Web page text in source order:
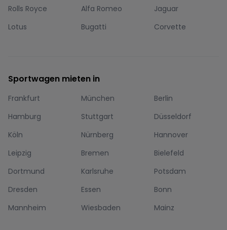
Rolls Royce
Alfa Romeo
Jaguar
Lotus
Bugatti Corvette
Sportwagen mieten in
Frankfurt München
Berlin
Hamburg
Stuttgart
Düsseldorf
Köln
Nürnberg
Hannover
Leipzig
Bremen
Bielefeld
Dortmund
Karlsruhe
Potsdam
Dresden
Essen
Bonn
Mannheim
Wiesbaden Mainz